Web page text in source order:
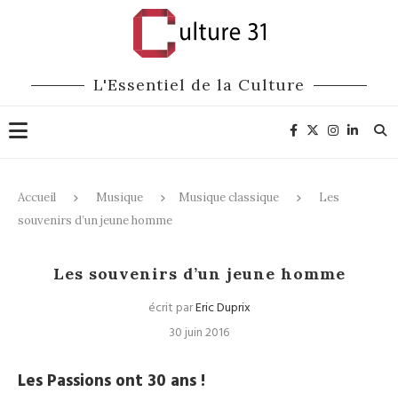
L'Essentiel de la Culture
Accueil Musique Musique classique
Les
souvenirs d’un jeune homme
Les souvenirs d’un jeune homme
écrit parEric Duprix
30 juin 2016
Les Passions ont 30 ans !